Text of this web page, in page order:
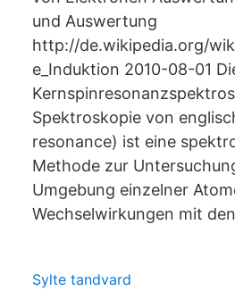
und Auswertung
http://de.wikipedia.org/
e_Induktion 2010-08-01
Spektroskopie von
resonance) ist eine
Methode zur
Umgebung einzelner
Wechselwirkungen mit
Sylte tandvard